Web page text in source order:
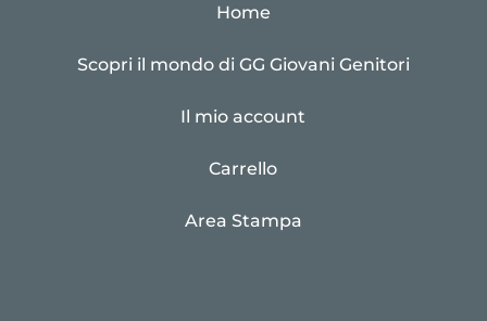
Home
Scopri il mondo di GG Giovani Genitori
Il mio account
Carrello
Area Stampa